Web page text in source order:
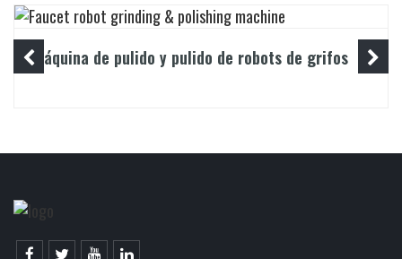
Máquina de pulido y pulido de robots de grifos